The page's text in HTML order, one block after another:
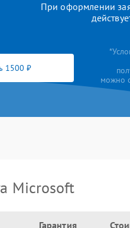
При оформлении
1500 ₽
можно
Microsoft
Гарантия